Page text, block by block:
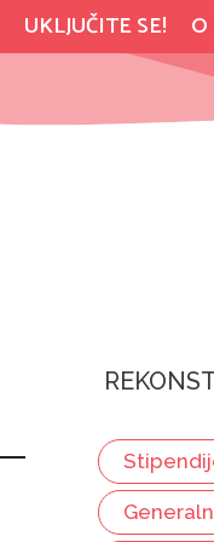
UKLJUČITE SE!